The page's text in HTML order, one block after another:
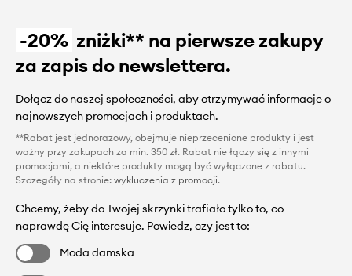
-20% zniżki** na pierwsze zakupy
za zapis do newslettera.
Dołącz do naszej społeczności, aby otrzymywać informacje o
najnowszych promocjach i produktach.
**Rabat jest jednorazowy, obejmuje nieprzecenione produkty i jest
ważny przy zakupach za min. 350 zł. Rabat nie łączy się z innymi
promocjami, a niektóre produkty mogą być wyłączone z rabatu.
Szczegóły na stronie: wykluczenia z promocji.
Chcemy, żeby do Twojej skrzynki trafiało tylko to, co
naprawdę Cię interesuje. Powiedz, czy jest to:
Moda damska